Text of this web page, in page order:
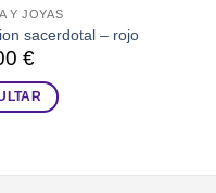
Y JOYAS
sacerdotal – rojo
€